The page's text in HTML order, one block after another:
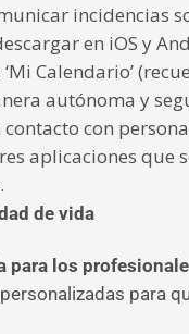
incidencias
en iOS y
Calendario’
autónoma y
contacto con
aplicaciones que
de vida
para los
para